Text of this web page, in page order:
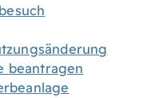
beantragen